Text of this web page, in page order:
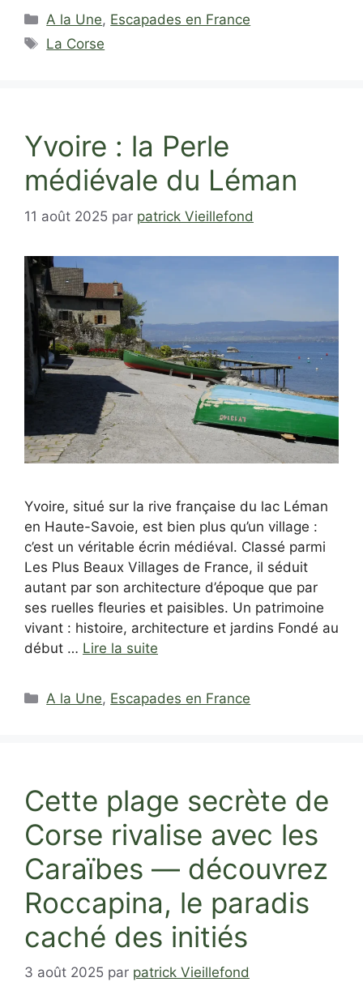
Catégories
A la Une, Escapades en France
Étiquettes
La Corse
Yvoire : la Perle
médiévale du Léman
11 août 2025 par patrick Vieillefond
Yvoire, situé sur la rive française du lac Léman
en Haute-Savoie, est bien plus qu’un village :
c’est un véritable écrin médiéval. Classé parmi
Les Plus Beaux Villages de France, il séduit
autant par son architecture d’époque que par
ses ruelles fleuries et paisibles. Un patrimoine
vivant : histoire, architecture et jardins Fondé au
début … Lire la suite
Catégories
A la Une, Escapades en France
Cette plage secrète de
Corse rivalise avec les
Caraïbes — découvrez
Roccapina, le paradis
caché des initiés
3 août 2025 par patrick Vieillefond